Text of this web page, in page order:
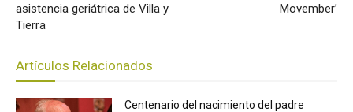
asistencia geriátrica de Villa y
Tierra
Movember’
Artículos Relacionados
Centenario del nacimiento del padre